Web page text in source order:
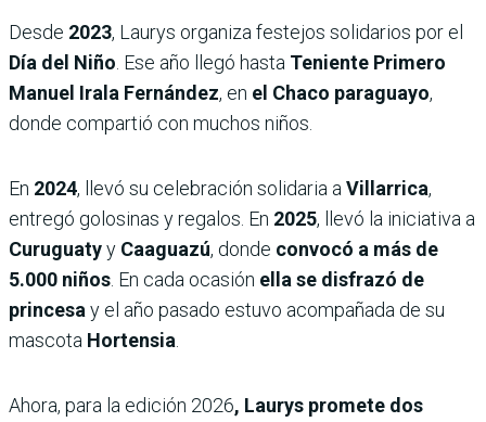
Desde 2023, Laurys organiza festejos solidarios por el
Día del Niño . Ese año llegó hasta Teniente Primero
Manuel Irala Fernández, en el Chaco paraguayo,
donde compartió con muchos niños.
En 2024, llevó su celebración solidaria a Villarrica,
entregó golosinas y regalos. En 2025, llevó la iniciativa a
Curuguatyy Caaguazú, donde convocó a más de
5.000 niños . En cada ocasión ella se disfrazó de
princesa y el año pasado estuvo acompañada de su
mascota Hortensia
Ahora, para la edición 2026, Laurys promete dos